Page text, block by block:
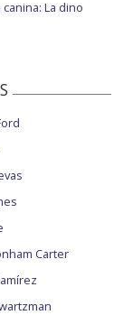
La dino
Carter